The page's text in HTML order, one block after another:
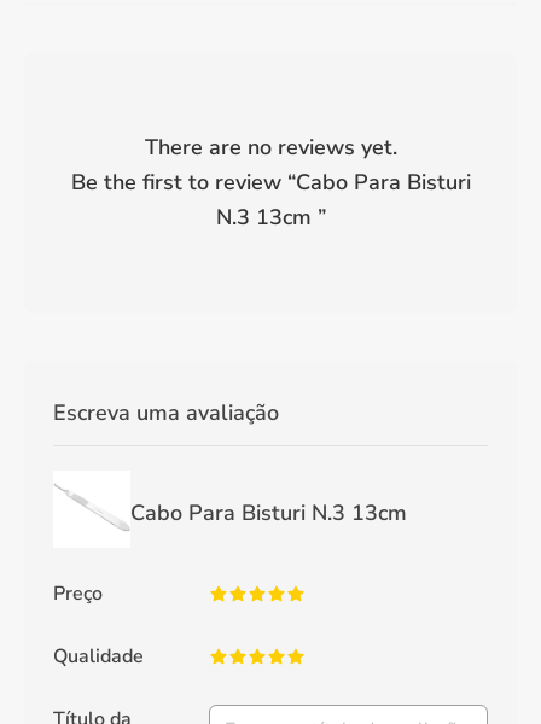
There are no reviews yet.
Be the first to review “Cabo Para Bisturi
N.3 13cm ”
Escreva uma avaliação
Cabo Para Bisturi N.3 13cm
Preço
Qualidade